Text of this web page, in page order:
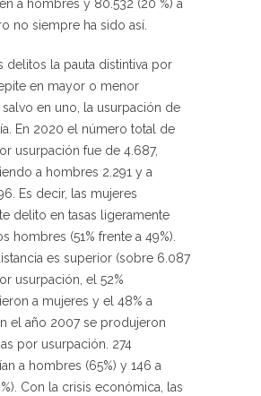
a hombres y 80.532 (20 %) a
no siempre ha sido así.
delitos la pauta distintiva por
en mayor o menor
en uno, la usurpación de
En 2020 el número total de
usurpación fue de 4.687,
a hombres 2.291 y a
Es decir, las mujeres
delito en tasas ligeramente
hombres (51% frente a 49%).
es superior (sobre 6.087
usurpación, el 52%
a mujeres y el 48% a
el año 2007 se produjeron
por usurpación. 274
a hombres (65%) y 146 a
Con la crisis económica, las